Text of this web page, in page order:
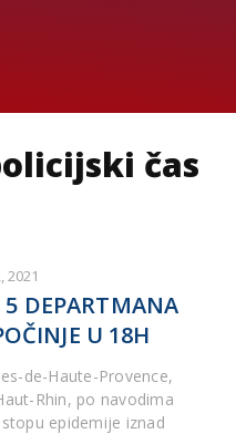
čas
2021
5 DEPARTMANA
U 18H
de-Haute-Provence,
Rhin, po navodima
epidemije iznad